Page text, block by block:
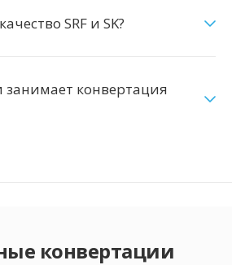
SRF и SK?
занимает конвертация
конвертации